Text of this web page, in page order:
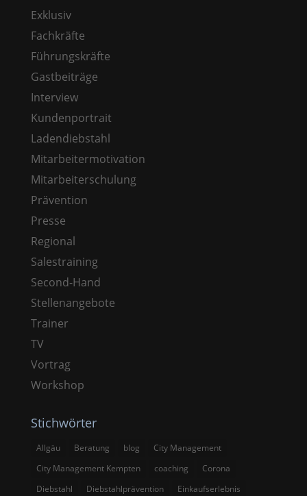
Exklusiv
Fachkräfte
Führungskräfte
Gastbeiträge
Interview
Kundenportrait
Ladendiebstahl
Mitarbeitermotivation
Mitarbeiterschulung
Prävention
Presse
Regional
Salestraining
Second-Hand
Stellenangebote
Trainer
TV
Vortrag
Workshop
Stichwörter
Allgäu Beratung blog
City Management
City Management Kempten
coaching
Corona
Diebstahl
Diebstahlprävention
Einkaufserlebnis